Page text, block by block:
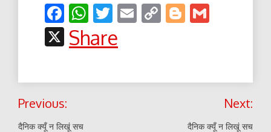
Facebook
WhatsApp
Twitter
EmailCopyBlogger
X
Share
Post
navigation
Previous:
दैनिक क्यूँ न लिखूं सच
Next:
दैनिक क्यूँ न लिखूं सच